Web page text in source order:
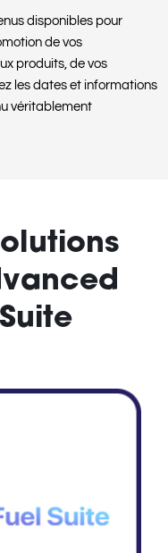
disponibles pour
de vos
produits, de vos
les dates et informations
véritablement